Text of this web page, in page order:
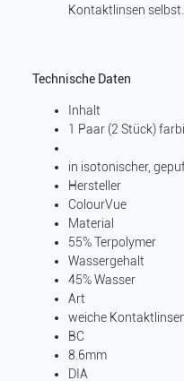
Kontaktlinsen selbst.
Technische Daten
Inhalt
1 Paar (2 Stück)
in isotonischer,
Hersteller
ColourVue
Material
55% Terpolymer
Wassergehalt
45% Wasser
Art
weiche
BC
8.6mm
DIA